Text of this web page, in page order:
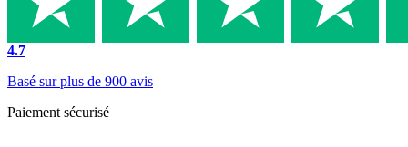
4.7
Basé sur plus de 900 avis
Paiement sécurisé